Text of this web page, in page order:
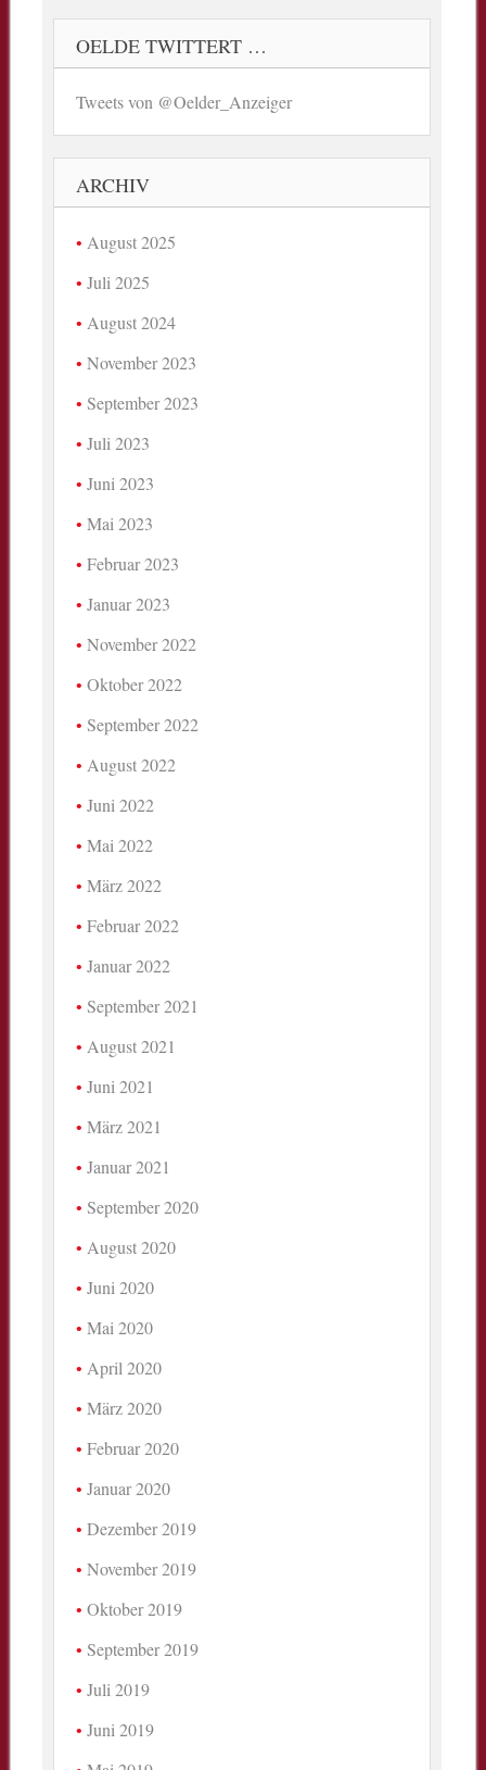
OELDE TWITTERT …
Tweets von @Oelder_Anzeiger
ARCHIV
August 2025
Juli 2025
August 2024
November 2023
September 2023
Juli 2023
Juni 2023
Mai 2023
Februar 2023
Januar 2023
November 2022
Oktober 2022
September 2022
August 2022
Juni 2022
Mai 2022
März 2022
Februar 2022
Januar 2022
September 2021
August 2021
Juni 2021
März 2021
Januar 2021
September 2020
August 2020
Juni 2020
Mai 2020
April 2020
März 2020
Februar 2020
Januar 2020
Dezember 2019
November 2019
Oktober 2019
September 2019
Juli 2019
Juni 2019